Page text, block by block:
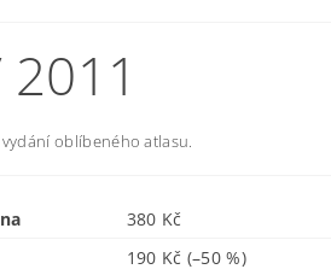
oblíbeného atlasu.
380 Kč
190 Kč (–50 %)